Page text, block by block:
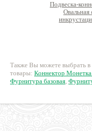
Подвеска-
Овальная
Также Вы можете выбрать в
товары: Коннектор
Фурнитура базовая,